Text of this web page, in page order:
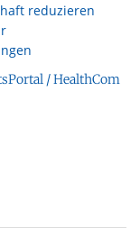
reduzieren
/ HealthCom